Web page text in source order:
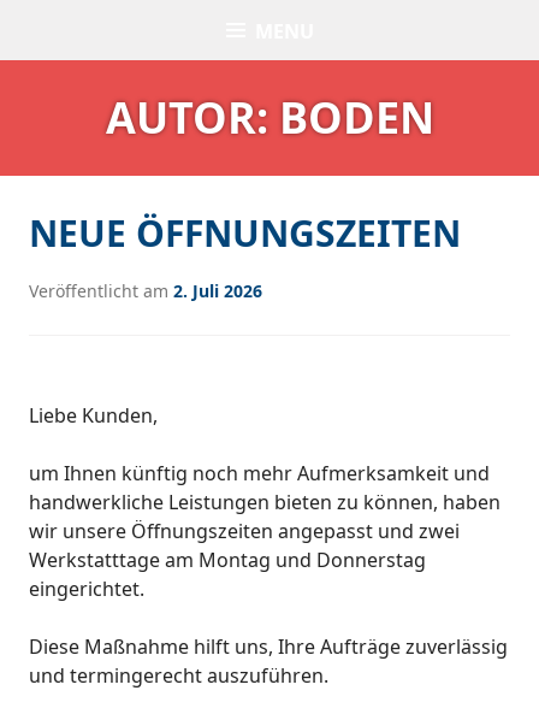
BODEN
AUTOR: BODEN
NEUE ÖFFNUNGSZEITEN
Veröffentlicht am 2. Juli 2026
Liebe Kunden,
um Ihnen künftig noch mehr Aufmerksamkeit und
handwerkliche Leistungen bieten zu können, haben
wir unsere Öffnungszeiten angepasst und zwei
Werkstatttage am Montag und Donnerstag
eingerichtet.
Diese Maßnahme hilft uns, Ihre Aufträge zuverlässig
und termingerecht auszuführen.